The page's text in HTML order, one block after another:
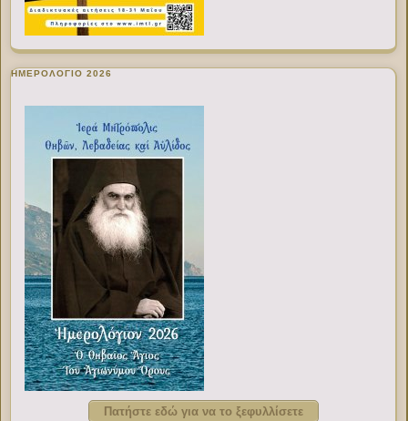
ΗΜΕΡΟΛΟΓΙΟ 2026
Πατήστε εδώ για να το ξεφυλλίσετε